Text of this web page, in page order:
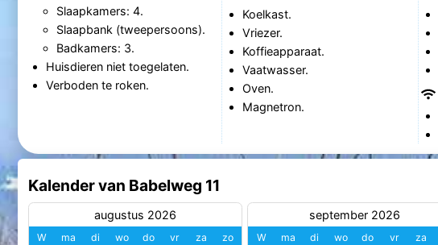
Slaapkamers: 4.
Slaapbank (tweepersoons).
Badkamers: 3.
Huisdieren niet toegelaten.
Verboden te roken.
Koelkast.
Vriezer.
Koffieapparaat.
Vaatwasser.
Oven.
Magnetron.
Kalender van Babelweg 11
augustus 2026
W ma di wo do vr za zo
september 2026
W ma di wo do vr za